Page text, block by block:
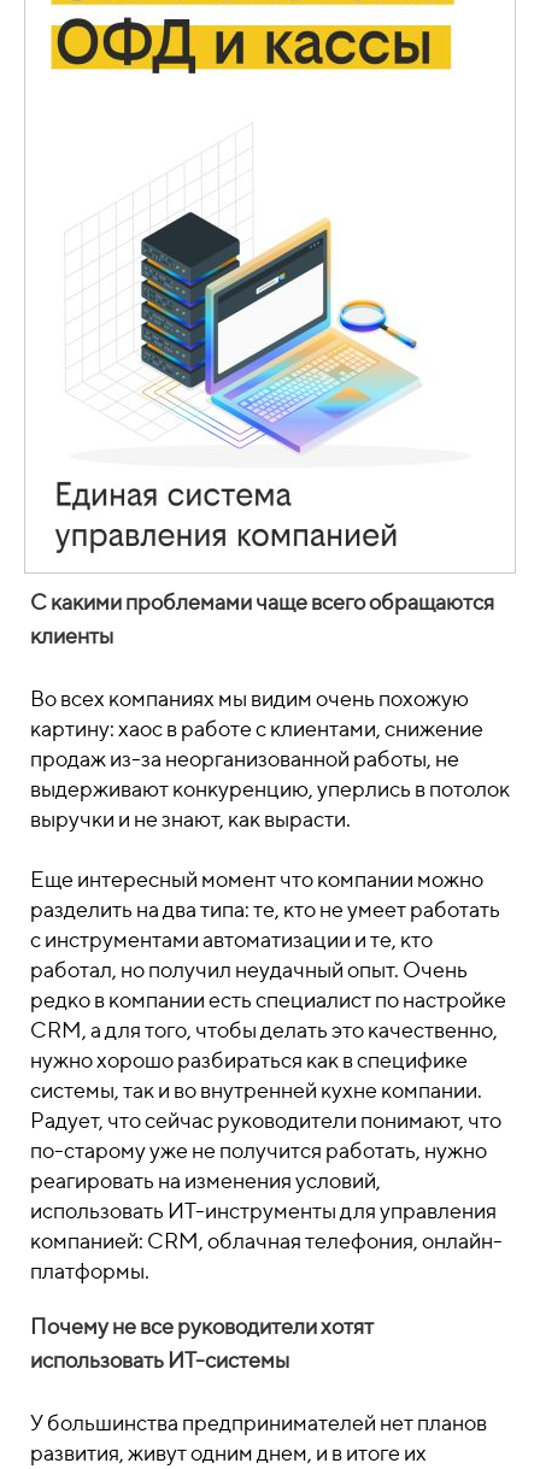
С какими проблемами чаще всего обращаются
клиенты
Во всех компаниях мы видим очень похожую
картину: хаос в работе с клиентами, снижение
продаж из-за неорганизованной работы, не
выдерживают конкуренцию, уперлись в потолок
выручки и не знают, как вырасти.
Еще интересный момент что компании можно
разделить на два типа: те, кто не умеет работать
с инструментами автоматизации и те, кто
работал, но получил неудачный опыт. Очень
редко в компании есть специалист по настройке
CRM, а для того, чтобы делать это качественно,
нужно хорошо разбираться как в специфике
системы, так и во внутренней кухне компании.
Радует, что сейчас руководители понимают, что
по-старому уже не получится работать, нужно
реагировать на изменения условий,
использовать ИТ-инструменты для управления
компанией: CRM, облачная телефония, онлайн-
платформы.
Почему не все руководители хотят
использовать ИТ-системы
У большинства предпринимателей нет планов
развития, живут одним днем, и в итоге их